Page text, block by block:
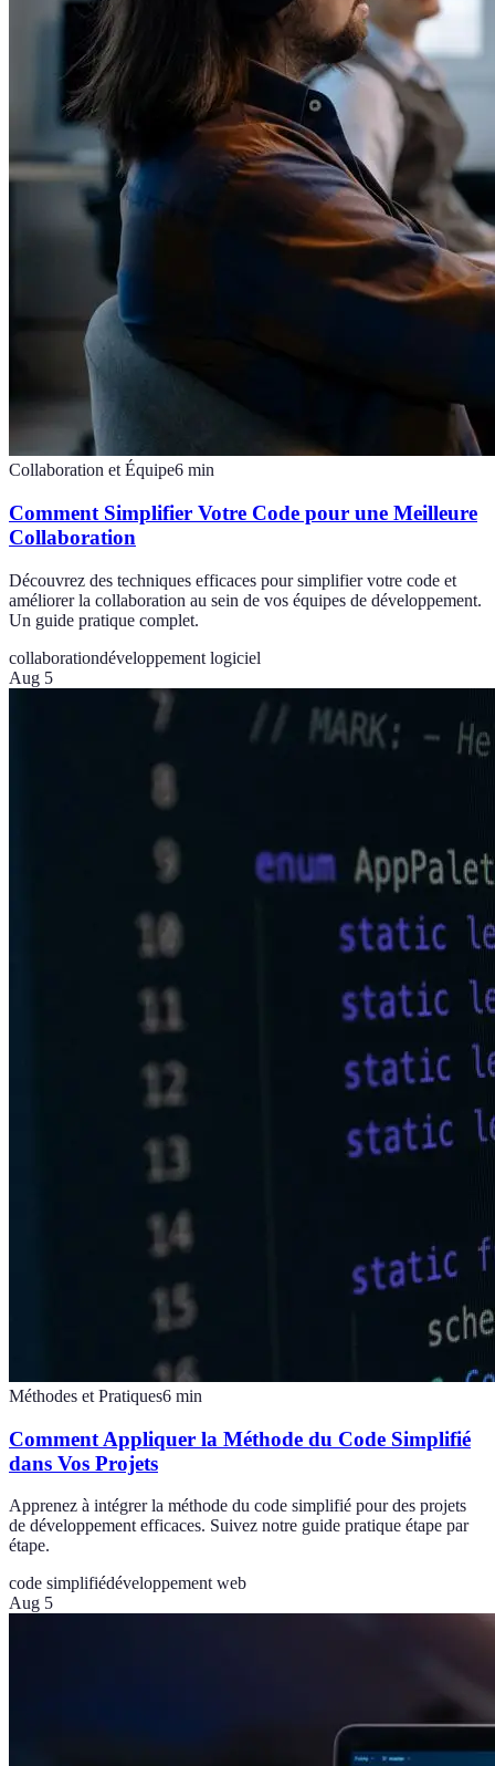
Collaboration et Équipe6 min
Comment Simplifier Votre Code pour une Meilleure
Collaboration
Découvrez des techniques efficaces pour simplifier votre code et
améliorer la collaboration au sein de vos équipes de développement.
Un guide pratique complet.
collaborationdéveloppement logiciel
Aug 5
Méthodes et Pratiques6 min
Comment Appliquer la Méthode du Code Simplifié
dans Vos Projets
Apprenez à intégrer la méthode du code simplifié pour des projets
de développement efficaces. Suivez notre guide pratique étape par
étape.
code simplifiédéveloppement web
Aug 5